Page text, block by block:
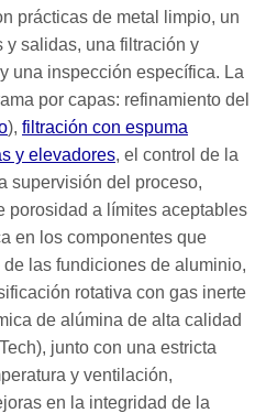
prácticas de metal limpio, un
y salidas, una filtración y
una inspección específica. La
por capas: refinamiento del
), filtración con espuma
y elevadores, el control de la
supervisión del proceso,
porosidad a límites aceptables
en los componentes que
las fundiciones de aluminio,
rotativa con gas inerte
de alúmina de alta calidad
junto con una estricta
y ventilación,
en la integridad de la